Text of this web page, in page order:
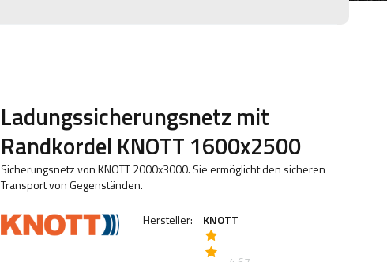
Ladungssicherungsnetz mit
Randkordel KNOTT 1600x2500
Sicherungsnetz von KNOTT 2000x3000. Sie ermöglicht den sicheren
Transport von Gegenständen.
Hersteller: KNOTT